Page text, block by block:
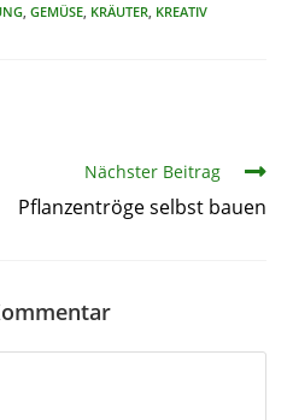
GEMÜSE KRÄUTER KREATIV
Nächster Beitrag
Pflanzentröge selbst bauen